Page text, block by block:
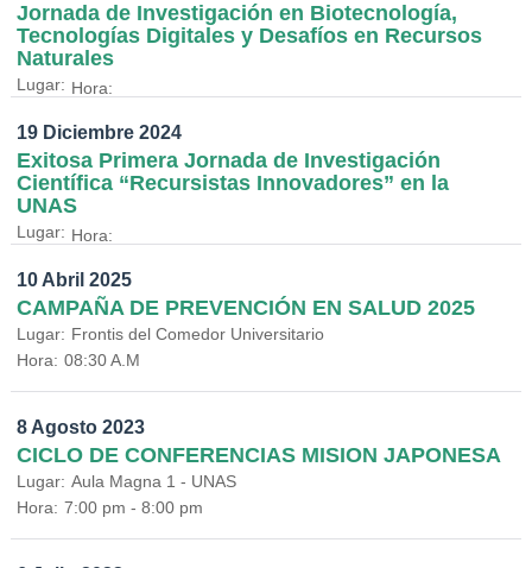
Jornada de Investigación en Biotecnología,
Tecnologías Digitales y Desafíos en Recursos
Naturales
Lugar: Hora:
19 Diciembre 2024
Exitosa Primera Jornada de Investigación
Científica “Recursistas Innovadores” en la
UNAS
Lugar: Hora:
10 Abril 2025
CAMPAÑA DE PREVENCIÓN EN SALUD 2025
Lugar: Frontis del Comedor Universitario
Hora: 08:30 A.M
8 Agosto 2023
CICLO DE CONFERENCIAS MISION JAPONESA
Lugar: Aula Magna 1 - UNAS
Hora: 7:00 pm - 8:00 pm